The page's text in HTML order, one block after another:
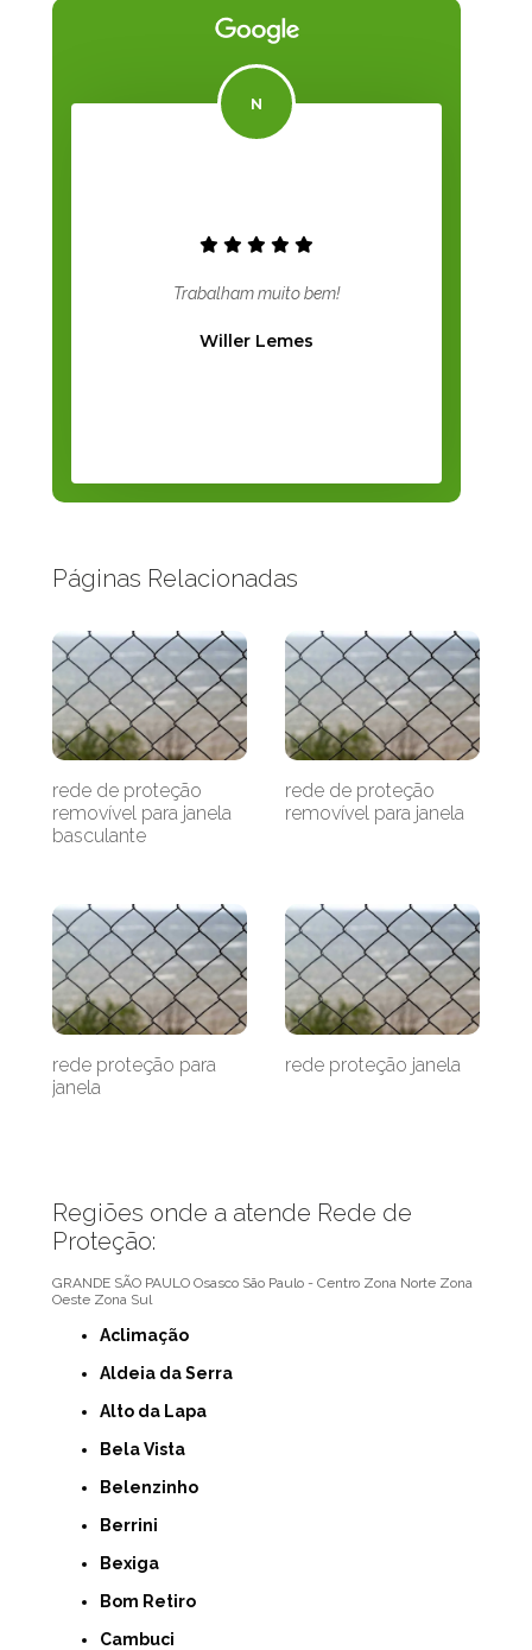
Trabalham muito bem!
Willer Lemes
Páginas Relacionadas
rede de proteção
removível para janela
basculante
rede de proteção
removível para janela
rede proteção para
janela
rede proteção janela
Regiões onde a atende Rede de
Proteção:
GRANDE SÃO PAULO Osasco São Paulo - Centro Zona Norte Zona
Oeste Zona Sul
Aclimação
Aldeia da Serra
Alto da Lapa
Bela Vista
Belenzinho
Berrini
Bexiga
Bom Retiro
Cambuci